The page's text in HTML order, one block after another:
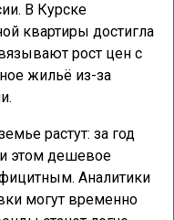
В Курске
квартиры достигла
рост цен с
жильё из-за
растут: за год
этом дешевое
Аналитики
могут временно